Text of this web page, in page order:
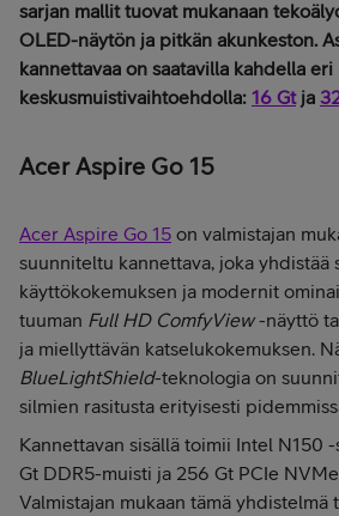
sarjan mallit tuovat mukanaan
OLED-näytön ja pitkän akunkeston.
kannettavaa on saatavilla kahdella eri
keskusmuistivaihtoehdolla: 16 Gtja
Acer Aspire Go 15
Acer Aspire Go 15 on valmistajan
suunniteltu kannettava, joka yhdistää
käyttökokemuksen ja modernit
tuuman Full HD ComfyView-näyttö
ja miellyttävän katselukokemuksen.
BlueLightShield-teknologia on
silmien rasitusta erityisesti
Kannettavan sisällä toimii Intel N150
Gt DDR5-muisti ja 256 Gt PCIe
Valmistajan mukaan tämä yhdistelmä